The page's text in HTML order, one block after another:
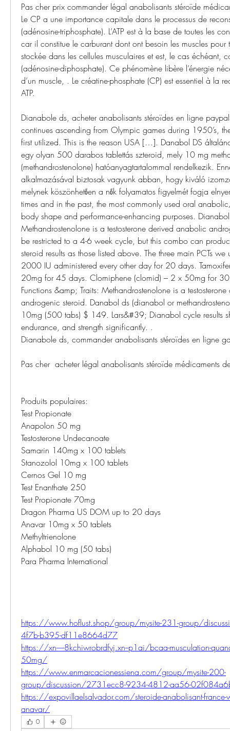
Pas cher prix commander légal anabolisants stéroïde
Le CP a une importance capitale dans le processus de
(adénosine-triphosphate). L’ATP est à la base de toutes les
car il constitue le carburant dont ont besoin les muscles pour
stockée dans les cellules musculaires et est, le cas échéant,
(adénosine-diphosphate). Ce phénomène libère l’énergie
d’un muscle, . Le créatine-phosphate (CP) est essentiel à la
ATP.
Dianabole ds, acheter anabolisants stéroïdes en ligne
continues ascending from Olympic games during 1950’s,
first utilized. This is the reason USA […]. Danabol DS
egy olyan 500 darabos tablettás szteroid, mely 10 mg
(methandrostenolone) hatóanyagtartalommal rendelkezik.
alkalmazásával biztosak vagyunk abban, hogy kiváló
melynek köszönhetően a nők folyamatos figyelmét fogja
times and in the past, the most commonly used oral
body shape and performance-enhancing purposes.
Methandrostenolone is a testosterone derived anabolic
be restricted to a 4-6 week cycle, but this combo can
steroid results as those listed above. The three main PCTs
2000 IU administered every other day for 20 days.
20mg for 45 days. Clomiphene (clomid) – 2 x 50mg for
Functions &amp; Traits: Methandrostenolone is a
androgenic steroid. Danabol ds (dianabol or
10mg (500 tabs) $ 149. Lars&#39; Dianabol cycle results
endurance, and strength significantly. .
Dianabole ds, commander anabolisants stéroïdes en ligne
Pas cher  acheter légal anabolisants stéroïde médicaments
Produits populaires:
Test Propionate
Anapolon 50 mg
Testosterone Undecanoate
Samarin 140mg x 100 tablets
Stanozolol 10mg x 100 tablets
Cernos Gel 10 mg
Test Enanthate 250
Test Propionate 70mg
Dragon Pharma US DOM up to 20 days
Anavar 10mg x 50 tablets
Methyltrienolone
Alphabol 10 mg (50 tabs)
Para Pharma International
https://www.hoflust.shop/group/mysite-231-group/
4f7b-b395-df11e8664d77
https://xn-----8kchiwrobrdfyj.xn--p1ai/bcaa-musculation-
50mg/
https://www.enmarcacionessiena.com/group/mysite-200-
group/discussion/2731ecc8-9234-4812-aa56-
https://expovillaelsalvador.com/steroide-anabolisant-france-
anavar/
0